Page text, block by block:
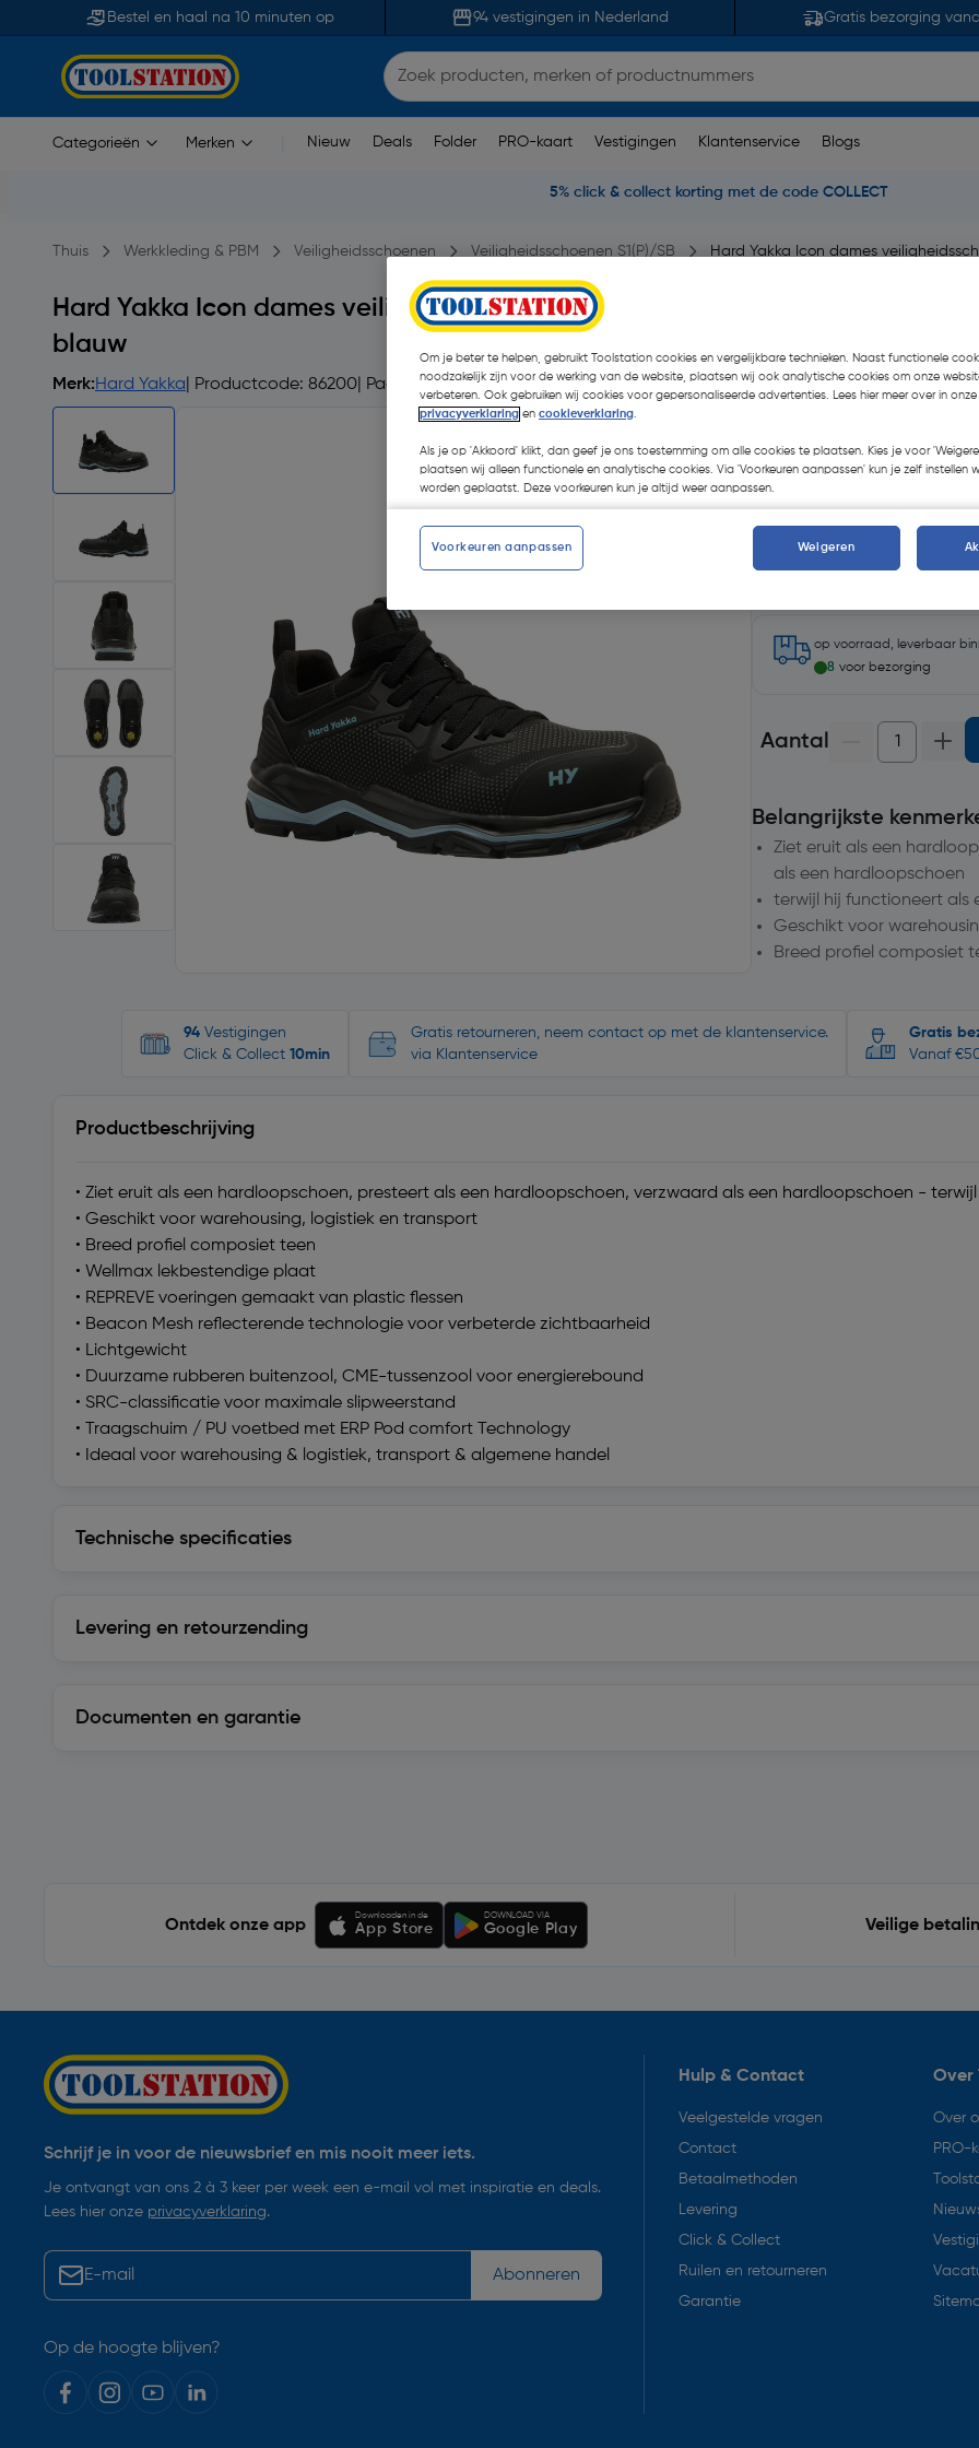
Bestel en haal na 10 minuten op 94 vestigingen in Nederland Gratis bezorging
Categorieën Merken Nieuw Deals Folder PRO-kaart Vestigingen Klantenservice Blogs
5% click & collect korting met de code COLLECT
Thuis Werkkleding & PBM Veiligheidsschoenen Veiligheidsschoenen S1(P)/SB Hard Yakka Icon dames
Hard Yakka Icon dames veiligheidsschoenen S1P 39
blauw
Merk:Hard Yakka | Productcode: 86200 | Paar
Kies productvariant(6)
op voorraad, leverbaar
8 voor bezorging
Aantal
Belangrijkste
Ziet eruit als een
als een hardloopschoen
terwijl hij functioneert als
Geschikt voor
Breed profiel composiet
94 Vestigingen
Click & Collect 10min
Gratis retourneren, neem contact op met de klantenservice.
via Klantenservice
Gratis
Vanaf
Productbeschrijving
• Ziet eruit als een hardloopschoen, presteert als een hardloopschoen, verzwaard als een hardloopschoen -
• Geschikt voor warehousing, logistiek en transport
• Breed profiel composiet teen
• Wellmax lekbestendige plaat
• REPREVE voeringen gemaakt van plastic flessen
• Beacon Mesh reflecterende technologie voor verbeterde zichtbaarheid
• Lichtgewicht
• Duurzame rubberen buitenzool, CME-tussenzool voor energierebound
• SRC-classificatie voor maximale slipweerstand
• Traagschuim / PU voetbed met ERP Pod comfort Technology
• Ideaal voor warehousing & logistiek, transport & algemene handel
Technische specificaties
Levering en retourzending
Documenten en garantie
Ontdek onze app
Downloaden in de
App Store
DOWNLOAD VIA
Google Play Veilige
Schrijf je in voor de nieuwsbrief en mis nooit meer iets.
Je ontvangt van ons 2 à 3 keer per week een e-mail vol met inspiratie en deals.
Lees hier onze privacyverklaring.
Abonneren
Op de hoogte blijven?
Hulp & Contact
Veelgestelde vragen
Contact
Betaalmethoden
Levering
Click & Collect
Ruilen en retourneren
Garantie
Over
Over
PRO-
Om je beter te helpen, gebruikt Toolstation cookies en vergelijkbare technieken. Naast functionele
noodzakelijk zijn voor de werking van de website, plaatsen wij ook analytische cookies om onze
verbeteren. Ook gebruiken wij cookies voor gepersonaliseerde advertenties. Lees hier meer over in onze
privacyverklaring en cookieverklaring.
Als je op 'Akkoord' klikt, dan geef je ons toestemming om alle cookies te plaatsen. Kies je voor
plaatsen wij alleen functionele en analytische cookies. Via 'Voorkeuren aanpassen' kun je zelf instellen
worden geplaatst. Deze voorkeuren kun je altijd weer aanpassen.
Voorkeuren aanpassen Weigeren